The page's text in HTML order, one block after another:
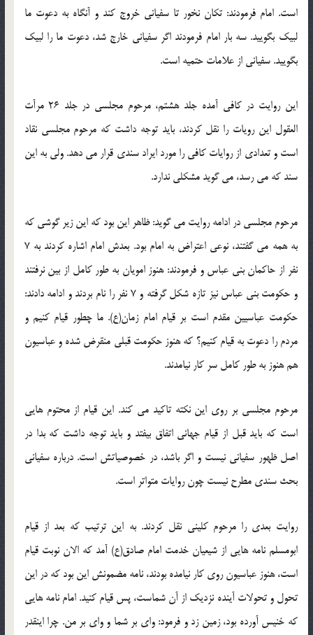
است. امام فرمودند: تکان نخور تا سفیانی خروج کند و آنگاه به دعوت ما
لبیک بگویید. سه بار امام فرمودند اگر سفیانی خارج شد، دعوت ما را لبیک
بگویید. سفیانی از علامات حتمیه است.
این روایت در کافی آمده جلد هشتم، مرحوم مجلسی در جلد 26 مرآت
العقول این رویات را نقل کردند، باید توجه داشت که مرحوم مجلسی نقاد
است و تعدادی از روایات کافی را مورد ایراد سندی قرار می دهد. ولی به این
سند که می رسد، می گوید مشکلی ندارد.
مرحوم مجلسی در ادامه روایت می گوید: ظاهر این بود که این زیر گوشی که
به همه می گفتند، نوعی اعتراض به امام بود. بعدش امام اشاره کردند به 7
نفر از حاکمان بنی عباس و فرمودند: هنوز امویان به طور کامل از بین نرفتند
و حکومت بنی عباس نیز تازه شکل گرفته و 7 نفر را نام بردند و ادامه دادند:
حکومت عباسیین مقدم است بر قیام امام زمان(ع). ما چطور قیام کنیم و
مردم را دعوت به قیام کنیم؟ که هنوز حکومت قبلی منقرض شده و عباسیون
هم هنوز به طور کامل سر کار نیامدند.
مرحوم مجلسی بر روی این نکته تاکید می کند. این قیام از محتوم هایی
است که باید قبل از قیام جهانی اتفاق بیفتد و باید توجه داشت که بدا در
اصل ظهور سفیانی نیست و اگر باشد، در خصوصیاتش است. درباره سفیانی
بحث سندی مطرح نیست چون روایات متواتر است.
روایت بعدی را مرحوم کلینی نقل کردند. به این ترتیب که بعد از قیام
ابومسلم نامه هایی از شیعیان خدمت امام صادق(ع) آمد که الان نوبت قیام
است، هنوز عباسیون روی کار نیامده بودند، نامه مضمونش این بود که در این
تحول و تحولات آینده نزدیک از آن شماست، پس قیام کنید. امام نامه هایی
که خنیس آورده بود، زمین زد و فرمود: وای بر شما و وای بر من. چرا اینقدر